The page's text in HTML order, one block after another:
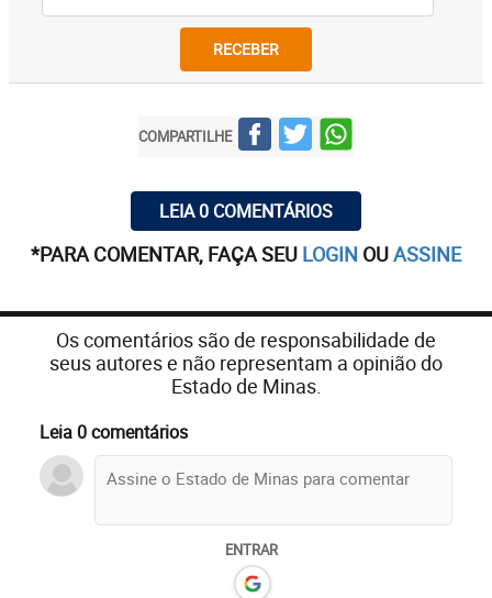
RECEBER
COMPARTILHE
LEIA 0 COMENTÁRIOS
*PARA COMENTAR, FAÇA SEU LOGIN OUASSINE
Os comentários são de responsabilidade de
seus autores e não representam a opinião do
Estado de Minas.
Leia 0 comentários
ENTRAR